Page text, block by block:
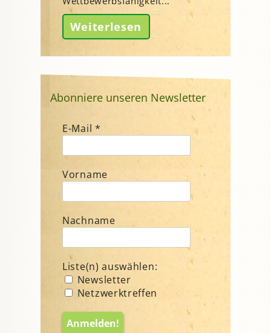
Weiterlesen
Abonniere unseren Newsletter
E-Mail *
Vorname
Nachname
Liste(n) auswählen:
Newsletter
Netzwerktreffen